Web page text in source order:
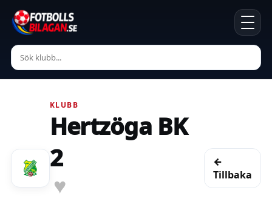
KLUBB
Hertzöga BK
2
♥
←
Tillbaka